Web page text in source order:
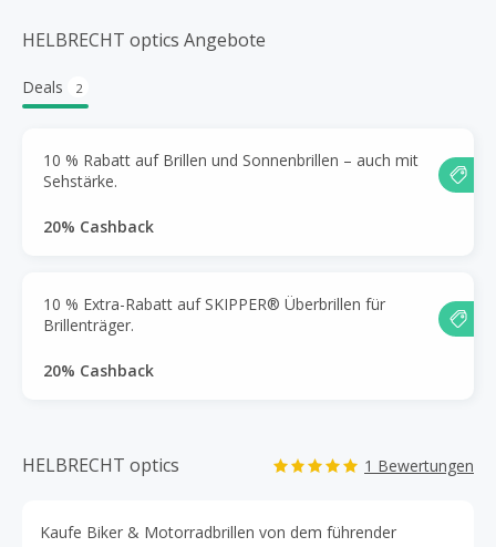
HELBRECHT optics Angebote
Deals 2
10 % Rabatt auf Brillen und Sonnenbrillen – auch mit
Sehstärke.
20% Cashback
10 % Extra-Rabatt auf SKIPPER® Überbrillen für
Brillenträger.
20% Cashback
HELBRECHT optics 1 Bewertungen
Kaufe Biker & Motorradbrillen von dem führender